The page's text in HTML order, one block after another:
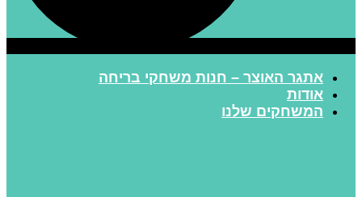
אתגר האוצר – חנות משחקי בריחה
אודות
המשחקים שלנו